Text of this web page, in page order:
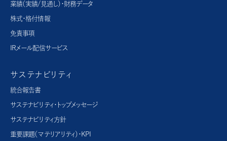
業績（実績/見通し）・財務データ
株式・格付情報
免責事項
IRメール配信サービス
サステナビリティ
統合報告書
サステナビリティ・トップメッセージ
サステナビリティ方針
重要課題（マテリアリティ）・KPI